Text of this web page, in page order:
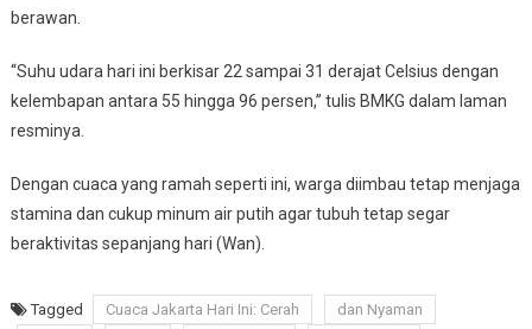
berawan.
“Suhu udara hari ini berkisar 22 sampai 31 derajat Celsius dengan
kelembapan antara 55 hingga 96 persen,” tulis BMKG dalam laman
resminya.
Dengan cuaca yang ramah seperti ini, warga diimbau tetap menjaga
stamina dan cukup minum air putih agar tubuh tetap segar
beraktivitas sepanjang hari (Wan).
Tagged Cuaca Jakarta Hari Ini: Cerah
dan Nyaman